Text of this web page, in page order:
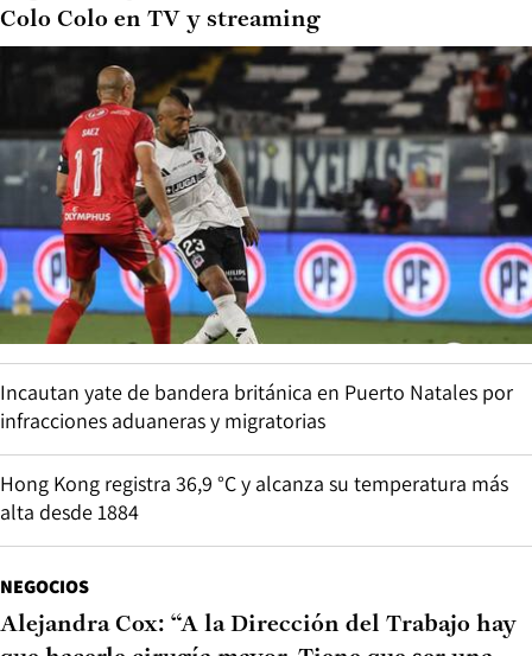
Colo Colo en TV y streaming
Incautan yate de bandera británica en Puerto Natales por
infracciones aduaneras y migratorias
Hong Kong registra 36,9 °C y alcanza su temperatura más
alta desde 1884
NEGOCIOS
Alejandra Cox: “A la Dirección del Trabajo hay